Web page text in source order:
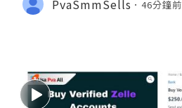
PvaSmmSells 46分鐘前